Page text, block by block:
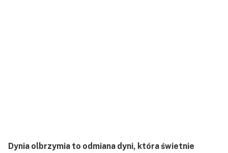
Dynia olbrzymia to odmiana dyni, która świetnie